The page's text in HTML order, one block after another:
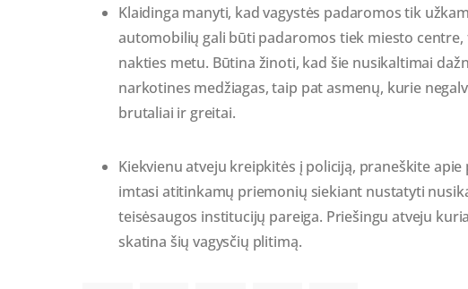
Klaidinga manyti, kad vagystės padaromos tik
automobilių gali būti padaromos tiek miesto
nakties metu. Būtina žinoti, kad šie nusikaltimai
narkotines medžiagas, taip pat asmenų, kurie
brutaliai ir greitai.
Kiekvienu atveju kreipkitės į policiją, praneškite
imtasi atitinkamų priemonių siekiant nustatyti
teisėsaugos institucijų pareiga. Priešingu atveju
skatina šių vagysčių plitimą.